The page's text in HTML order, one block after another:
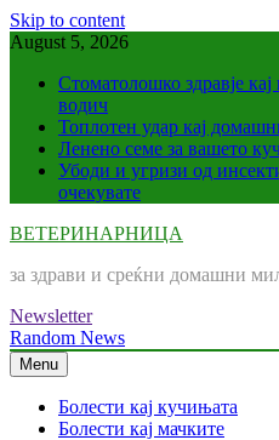
Skip to content
August 5, 2026
Стоматолошко здравје
водич
Топлотен удар кај
Ленено семе за вашето
Убоди и угризи од
очекувате
ВЕТЕРИНАРНИЦА
за здрави и среќни домашни
Newsletter
Random News
Menu
Болести кај кучињата
Болести кај мачките